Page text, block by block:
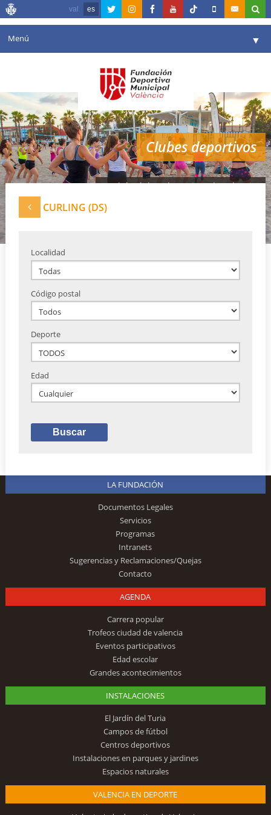
val es
Menú ▼
Agenda
Instalaciones ▼
Comunicación ▼
Valencia en deporte ▼
Clubes deportivos
Red de clubes deportivos de Valencia
CURLING (DS)
Localidad
Código postal
Deporte
Edad
LA FUNDACIÓN
Documentos Legales
Servicios
Programas
Intranets
Sugerencias y Reclamaciones/Quejas
Contacto
AGENDA
Carrera popular
Trofeos ciudad de valencia
Eventos participativos
Edad escolar
Grandes acontecimientos
INSTALACIONES
El Jardín del Turia
Campos de fútbol
Centros deportivos
Instalaciones en parques y jardines
Espacios naturales
VALENCIA EN DEPORTE